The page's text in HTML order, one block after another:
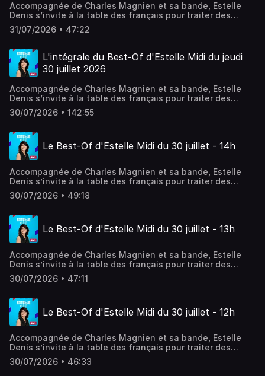
Accompagnée de Charles Magnien et sa bande, Estelle
Denis s’invite à la table des français pour traiter des
sujets qui font leur quotidien. Société, conso, actualité,
débats, coup de gueule, coups de cœurs… En simultané
31/07/2026 • 47:22
L'intégrale du Best-Of d'Estelle Midi du jeudi
30 juillet 2026
Accompagnée de Charles Magnien et sa bande, Estelle
Denis s’invite à la table des français pour traiter des
sujets qui font leur quotidien. Société, conso, actualité,
débats, coup de gueule, coups de cœurs… En simultané
30/07/2026 • 142:55
Le Best-Of d'Estelle Midi du 30 juillet - 14h
Accompagnée de Charles Magnien et sa bande, Estelle
Denis s’invite à la table des français pour traiter des
sujets qui font leur quotidien. Société, conso, actualité,
débats, coup de gueule, coups de cœurs… En simultané
30/07/2026 • 49:18
Le Best-Of d'Estelle Midi du 30 juillet - 13h
Accompagnée de Charles Magnien et sa bande, Estelle
Denis s’invite à la table des français pour traiter des
sujets qui font leur quotidien. Société, conso, actualité,
débats, coup de gueule, coups de cœurs… En simultané
30/07/2026 • 47:11
Le Best-Of d'Estelle Midi du 30 juillet - 12h
Accompagnée de Charles Magnien et sa bande, Estelle
Denis s’invite à la table des français pour traiter des
sujets qui font leur quotidien. Société, conso, actualité,
débats, coup de gueule, coups de cœurs… En simultané
30/07/2026 • 46:33